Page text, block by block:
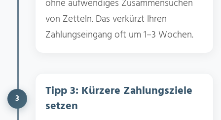
ohne aufwendiges Zusammensuchen
von Zetteln. Das verkürzt Ihren
Zahlungseingang oft um 1–3 Wochen.
3
Tipp 3: Kürzere Zahlungsziele
setzen